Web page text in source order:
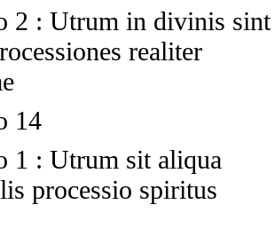
2 : Utrum in divinis sint
realiter
14
1 : Utrum sit aliqua
processio spiritus